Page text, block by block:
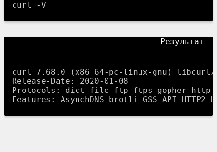
curl -V
curl 7.68.0 (x86_64-pc-linux-gnu)
Release-Date: 2020-01-08
Protocols: dict file ftp ftps gopher http